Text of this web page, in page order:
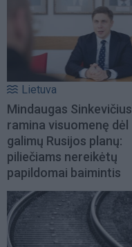
Lietuva
Mindaugas Sinkevičius
ramina visuomenę dėl
galimų Rusijos planų:
piliečiams nereikėtų
papildomai baimintis